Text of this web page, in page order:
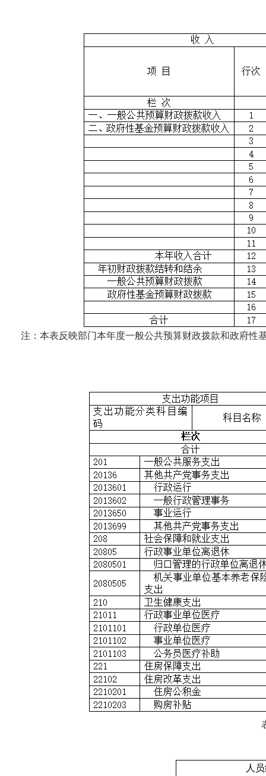
注：本表反映部门本年度一般公共预算财政拨款和政府性
人